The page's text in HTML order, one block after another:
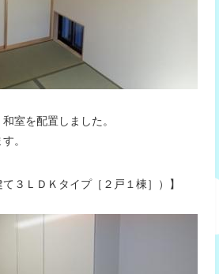
を配置しました。
。
ＬＤＫタイプ［２戸１棟］）】